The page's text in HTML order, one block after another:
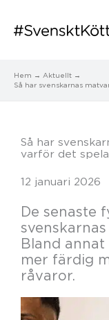
Hem
Aktuellt
Så har svenskarnas
Så har
varför det
12 januari 2026
De senaste
Bland
mer färdig
råvaror.